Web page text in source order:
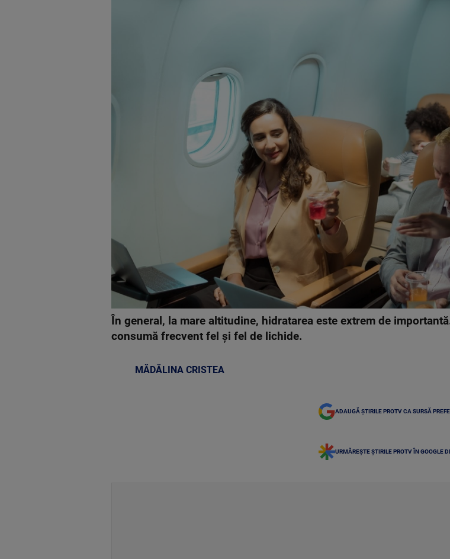
În general, la mare altitudine, hidratarea este extrem de
consumă frecvent fel și fel de lichide.
MĂDĂLINA CRISTEA
ADAUGĂ ȘTIRILE PROTV CA SURSĂ
URMĂREȘTE ȘTIRILE PROTV ÎN GOOGLE